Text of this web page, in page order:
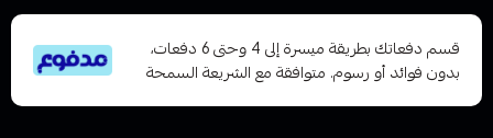
قسم دفعاتك بطريقة ميسرة إلى 4 وحتى 6 دفعات،
بدون فوائد أو رسوم. متوافقة مع الشريعة السمحة